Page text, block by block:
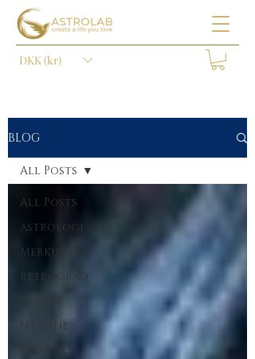
DKK (kr)
BLOG
All Posts
astrologi
Merkur
Retrograd
Fiskene
Nymåne
Uranus
All Posts